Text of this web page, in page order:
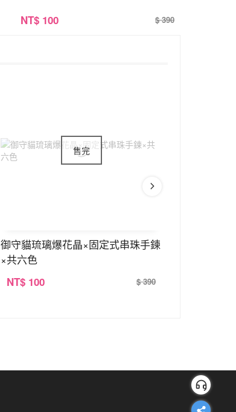
NT$ 100 $ 390
御守貓琉璃爆花晶×固定式串珠手鍊
×共六色
NT$ 100 $ 390